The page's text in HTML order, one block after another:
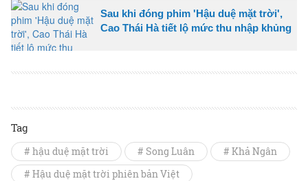
Sau khi đóng phim 'Hậu duệ mặt trời',
Cao Thái Hà tiết lộ mức thu nhập khủng
Tag
# hậu duệ mặt trời # Song Luân
# Khả Ngân
# Hậu duệ mặt trời phiên bản Việt